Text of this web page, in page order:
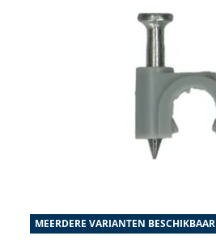
MEERDERE VARIANTEN BESCHIKBAAR